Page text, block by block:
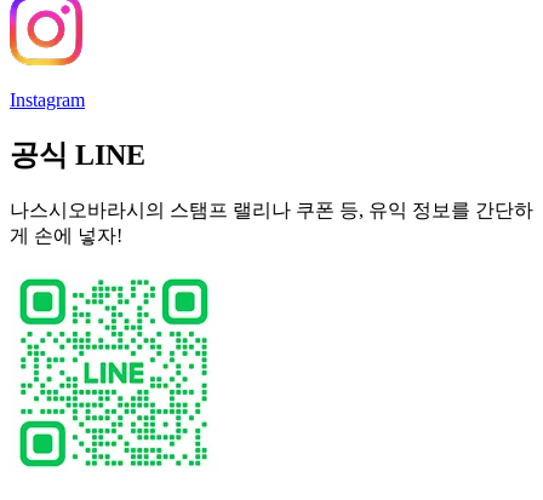
Instagram
공식 LINE
나스시오바라시의 스탬프 랠리나 쿠폰 등, 유익 정보를 간단하
게 손에 넣자!